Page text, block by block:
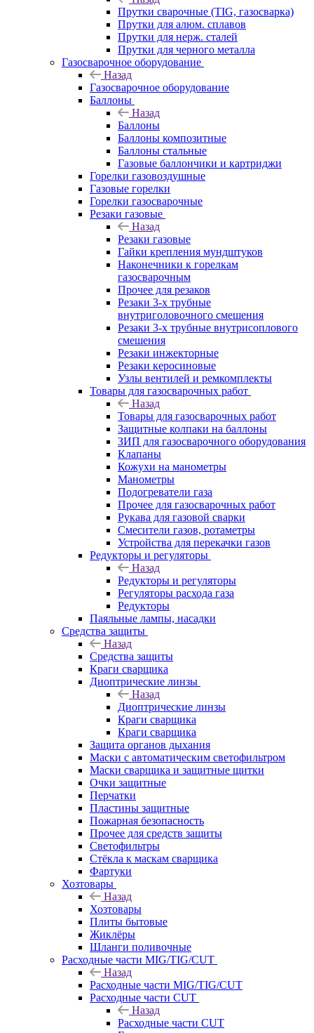
Прутки сварочные (TIG, газосварка)
Прутки для алюм. сплавов
Прутки для нерж. сталей
Прутки для черного металла
Газосварочное оборудование
Назад
Газосварочное оборудование
Баллоны
Назад
Баллоны
Баллоны композитные
Баллоны стальные
Газовые баллончики и картриджи
Горелки газовоздушные
Газовые горелки
Горелки газосварочные
Резаки газовые
Назад
Резаки газовые
Гайки крепления мундштуков
Наконечники к горелкам
газосварочным
Прочее для резаков
Резаки 3-х трубные
внутриголовочного смешения
Резаки 3-х трубные внутрисоплового
смешения
Резаки инжекторные
Резаки керосиновые
Узлы вентилей и ремкомплекты
Товары для газосварочных работ
Назад
Товары для газосварочных работ
Защитные колпаки на баллоны
ЗИП для газосварочного оборудования
Клапаны
Кожухи на манометры
Манометры
Подогреватели газа
Прочее для газосварочных работ
Рукава для газовой сварки
Смесители газов, ротаметры
Устройства для перекачки газов
Редукторы и регуляторы
Назад
Редукторы и регуляторы
Регуляторы расхода газа
Редукторы
Паяльные лампы, насадки
Средства защиты
Назад
Средства защиты
Краги сварщика
Диоптрические линзы
Назад
Диоптрические линзы
Краги сварщика
Краги сварщика
Защита органов дыхания
Маски с автоматическим светофильтром
Маски сварщика и защитные щитки
Очки защитные
Перчатки
Пластины защитные
Пожарная безопасность
Прочее для средств защиты
Светофильтры
Стёкла к маскам сварщика
Фартуки
Хозтовары
Назад
Хозтовары
Плиты бытовые
Жиклёры
Шланги поливочные
Расходные части MIG/TIG/CUT
Назад
Расходные части MIG/TIG/CUT
Расходные части CUT
Назад
Расходные части CUT